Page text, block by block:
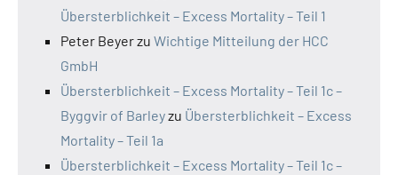
Übersterblichkeit – Excess Mortality – Teil 1
Peter Beyerzu Wichtige Mitteilung der HCC
GmbH
Übersterblichkeit – Excess Mortality – Teil 1c –
Byggvir of Barleyzu Übersterblichkeit – Excess
Mortality – Teil 1a
Übersterblichkeit – Excess Mortality – Teil 1c –